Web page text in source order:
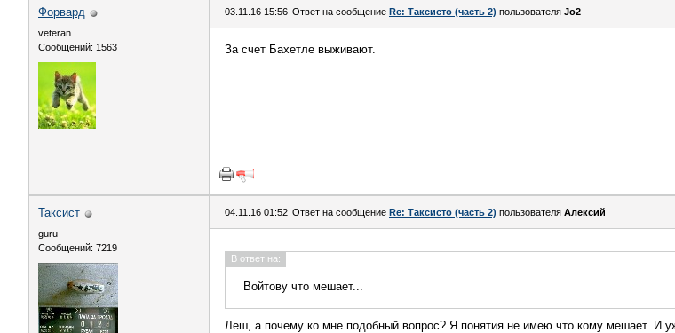
Форвард
veteran
Сообщений: 1563
03.11.16 15:56 Ответ на сообщение Re: Таксисто (часть 2) пользователя Jo2
За счет Бахетле выживают.
Таксист
guru
Сообщений: 7219
04.11.16 01:52 Ответ на сообщение Re: Таксисто (часть 2) пользователя Алексий
В ответ на:
Войтову что мешает...
Леш, а почему ко мне подобный вопрос? Я понятия не имею что кому мешает. И